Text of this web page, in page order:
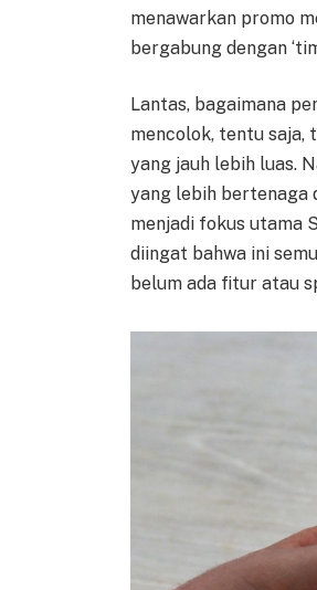
menawarkan promo
bergabung dengan
Lantas, bagaimana
mencolok, tentu saja,
yang jauh lebih luas.
yang lebih bertenaga
menjadi fokus utama
diingat bahwa ini
belum ada fitur atau